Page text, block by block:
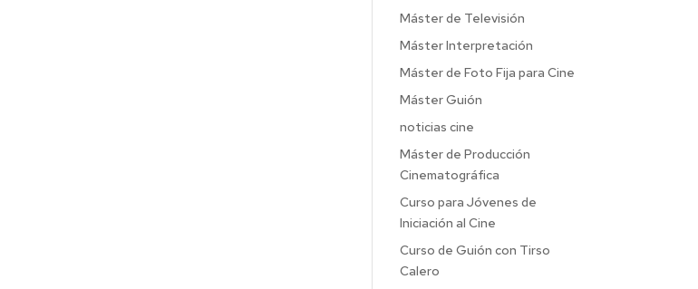
Máster de Televisión
Máster Interpretación
Máster de Foto Fija para Cine
Máster Guión
noticias cine
Máster de Producción
Cinematográfica
Curso para Jóvenes de
Iniciación al Cine
Curso de Guión con Tirso
Calero